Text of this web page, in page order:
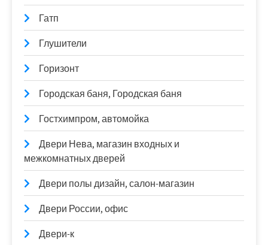
Гатп
Глушители
Горизонт
Городская баня, Городская баня
Гостхимпром, автомойка
Двери Нева, магазин входных и
межкомнатных дверей
Двери полы дизайн, салон-магазин
Двери России, офис
Двери-к